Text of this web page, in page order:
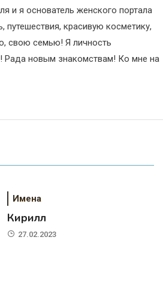
и я основатель женского портала
красивую косметику,
свою семью! Я личность
Рада новым знакомствам! Ко мне на
Имена
Кирилл
27.02.2023